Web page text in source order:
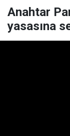
Anahtar
yasasına